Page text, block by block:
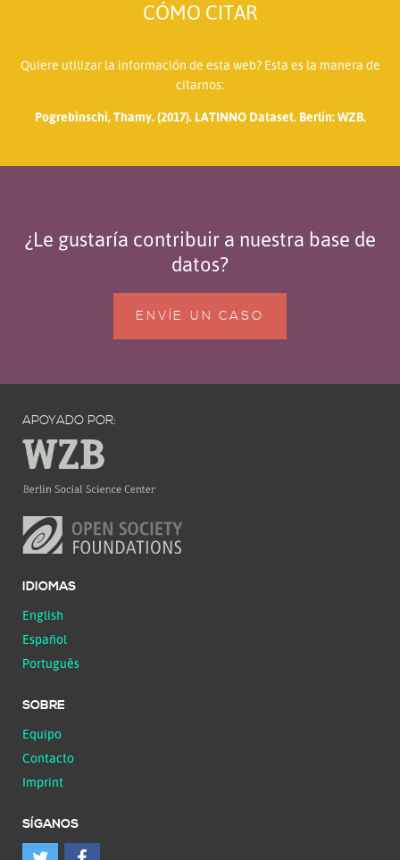
CÓMO CITAR
Quiere utilizar la información de esta web? Esta es la manera de
citarnos:
Pogrebinschi, Thamy. (2017). LATINNO Dataset. Berlin: WZB.
¿Le gustaría contribuir a nuestra base de
datos?
ENVÍE UN CASO
APOYADO POR:
IDIOMAS
English
Español
Português
SOBRE
Equipo
Contacto
Imprint
SÍGANOS